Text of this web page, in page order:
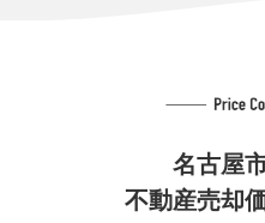
名古屋
不動産売却